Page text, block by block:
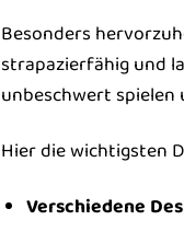
Besonders
strapazierfähig und
unbeschwert spielen
Hier die wichtigsten
Verschiedene